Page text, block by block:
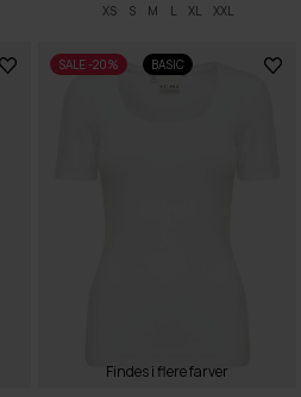
XS S M L XL XXL
SALE -20% BASIC
Findes i flere farver